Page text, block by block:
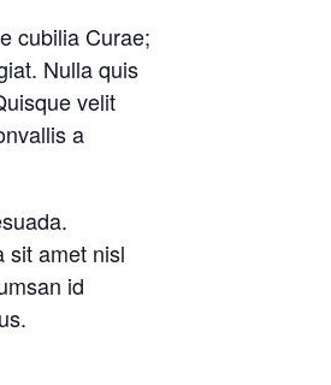
cubilia Curae;
Nulla quis
velit
a
sit amet nisl
id